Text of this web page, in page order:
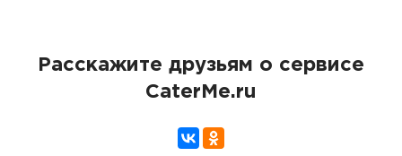
Расскажите друзьям о сервисе
CaterMe.ru